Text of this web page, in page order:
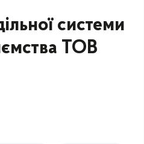
системи
ТОВ